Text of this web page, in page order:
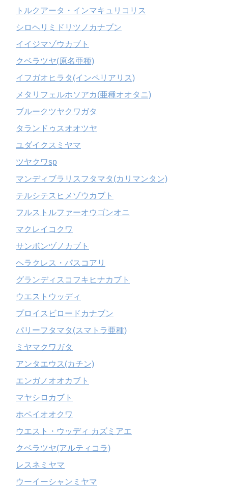
トルクアータ・インマキュリコリス
シロヘリミドリツノカナブン
イイジマゾウカブト
クベラツヤ(原名亜種)
イフガオヒラタ(インペリアリス)
メタリフェルホソアカ(亜種オオタニ)
ブルークツヤクワガタ
タランドゥスオオツヤ
ユダイクスミヤマ
ツヤクワsp
マンディブラリスフタマタ(カリマンタン)
テルシテスヒメゾウカブト
フルストルファーオウゴンオニ
マクレイコクワ
サンボンヅノカブト
ヘラクレス・パスコアリ
グランディスコフキヒナカブト
ウエストウッディ
プロイスビロードカナブン
パリーフタマタ(スマトラ亜種)
ミヤマクワガタ
アンタエウス(カチン)
エンガノオオカブト
マヤシロカブト
ホペイオオクワ
ウエスト・ウッディ カズミアエ
クベラツヤ(アルティコラ)
レスネミヤマ
ウーイーシャンミヤマ